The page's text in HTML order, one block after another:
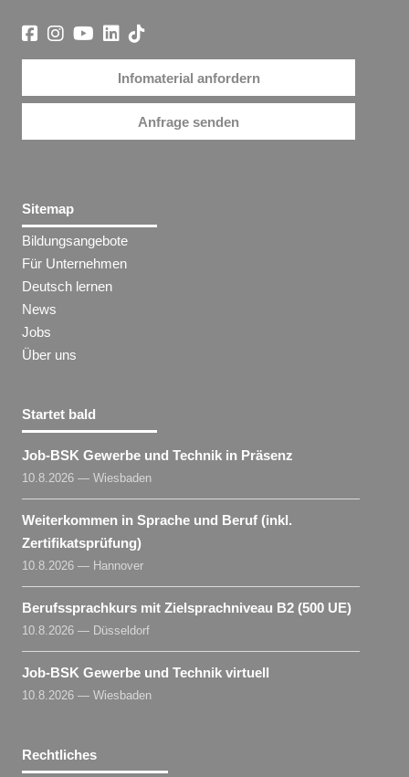
Infomaterial anfordern
Anfrage senden
Sitemap
Bildungsangebote
Für Unternehmen
Deutsch lernen
News
Jobs
Über uns
Startet bald
Job-BSK Gewerbe und Technik in Präsenz
10.8.2026 — Wiesbaden
Weiterkommen in Sprache und Beruf (inkl.
Zertifikatsprüfung)
10.8.2026 — Hannover
Berufssprachkurs mit Zielsprachniveau B2 (500 UE)
10.8.2026 — Düsseldorf
Job-BSK Gewerbe und Technik virtuell
10.8.2026 — Wiesbaden
Rechtliches